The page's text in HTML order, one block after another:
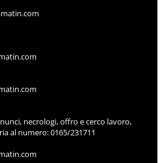
necrologi, offro e cerco lavoro,
al numero: 0165/231711